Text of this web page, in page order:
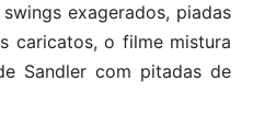
exagerados, piadas
caricatos, o filme mistura
Sandler com pitadas de